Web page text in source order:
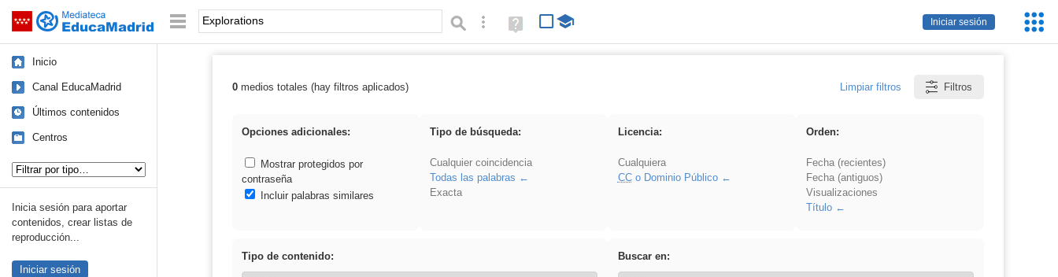
Saltar navegación
Iniciar sesión
Palabra o frase: Búsqueda avanzada
Ayuda
(en
Inicio
Canal EducaMadrid
Últimos contenidos
Centros
Inicia sesión para aportar
contenidos, crear listas de
reproducción...
Iniciar sesión
Resultados de: Explorations
0medios totales (hay filtros aplicados) Limpiar filtros Filtros
Opciones adicionales:
Mostrar protegidos por
contraseña
Incluir palabras similares
Tipo de búsqueda:
Cualquier coincidencia
Todas las palabras
Exacta
Licencia:
Cualquiera
CCo Dominio Público
Orden:
Fecha (recientes)
Fecha (antiguos)
Visualizaciones
Título
Tipo de contenido: Buscar en: